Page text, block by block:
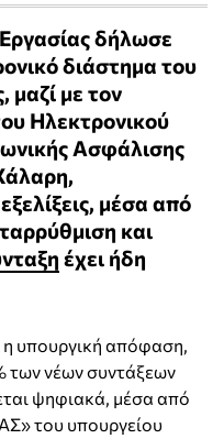
δήλωσε
διάστημα του
μαζί με τον
Ηλεκτρονικού
Ασφάλισης
μέσα από
και
έχει ήδη
υπουργική απόφαση,
των νέων συντάξεων
ψηφιακά, μέσα από
του υπουργείου